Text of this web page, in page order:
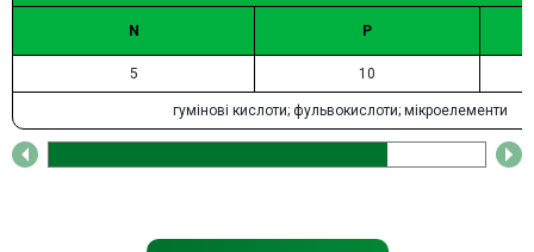
N P
5 10
гумінові кислоти; фульвокислоти; мікроелементи